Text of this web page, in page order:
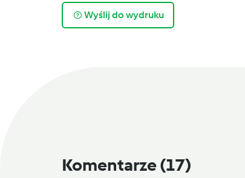
Wyślij do wydruku
Komentarze(17)